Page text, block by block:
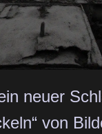
neuer
von